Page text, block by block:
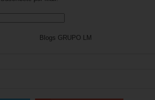
Blogs GRUPO LM